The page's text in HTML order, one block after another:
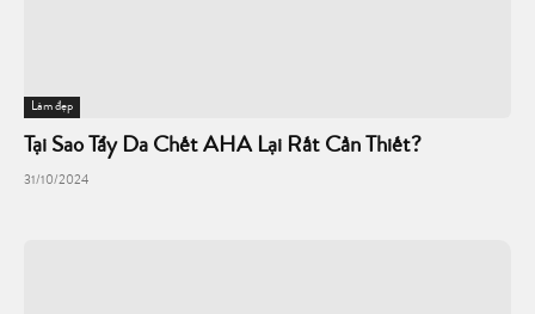
Làm đẹp
Tại Sao Tẩy Da Chết AHA Lại Rất Cần Thiết?
31/10/2024